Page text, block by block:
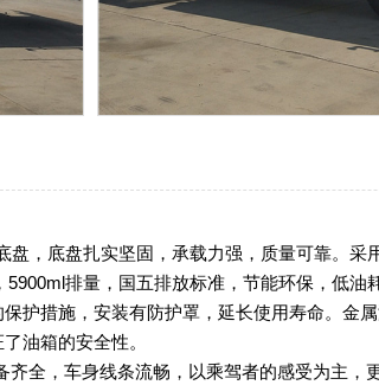
，底盘扎实坚固，承载力强，质量可靠。采
排量，国五排放标准，节能环保，低油
护措施，安装有防护罩，延长使用寿命。金
油箱的安全性。
全，车身线条流畅，以乘驾者的感受为主，